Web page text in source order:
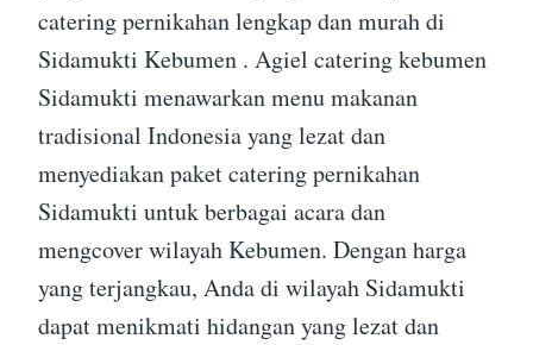
catering pernikahan lengkap dan murah di
Sidamukti Kebumen . Agiel catering kebumen
Sidamukti menawarkan menu makanan
tradisional Indonesia yang lezat dan
menyediakan paket catering pernikahan
Sidamukti untuk berbagai acara dan
mengcover wilayah Kebumen. Dengan harga
yang terjangkau, Anda di wilayah Sidamukti
dapat menikmati hidangan yang lezat dan